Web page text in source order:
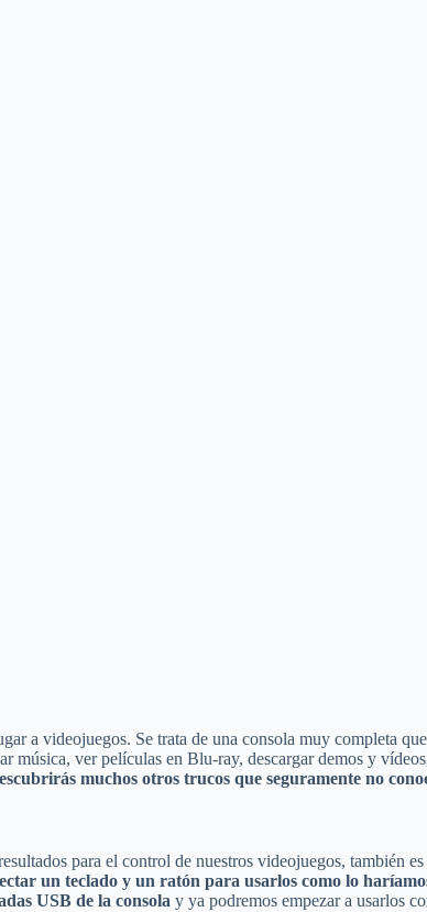
a videojuegos. Se trata de una consola muy completa
música, ver películas en Blu-ray, descargar demos y
muchos otros trucos que seguramente no
para el control de nuestros videojuegos, también
un teclado y un ratón para usarlos como lo
USB de la consola y ya podremos empezar a usarlos